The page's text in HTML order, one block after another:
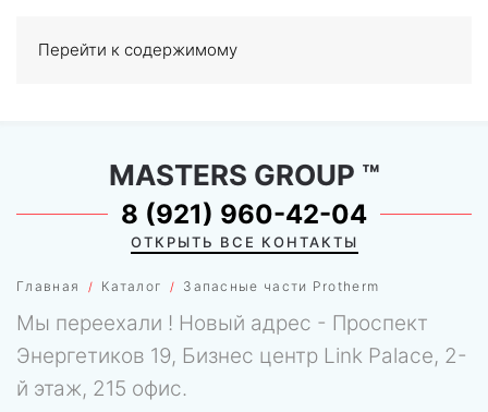
Перейти к содержимому
0
Главная Каталог Запасные части Protherm
MASTERS GROUP ™
8 (921) 960-42-04
ОТКРЫТЬ ВСЕ КОНТАКТЫ
Мы переехали ! Новый адрес - Проспект
Энергетиков 19, Бизнес центр Link Palace, 2-
й этаж, 215 офис.